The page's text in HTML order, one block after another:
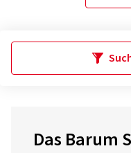
Das Barum